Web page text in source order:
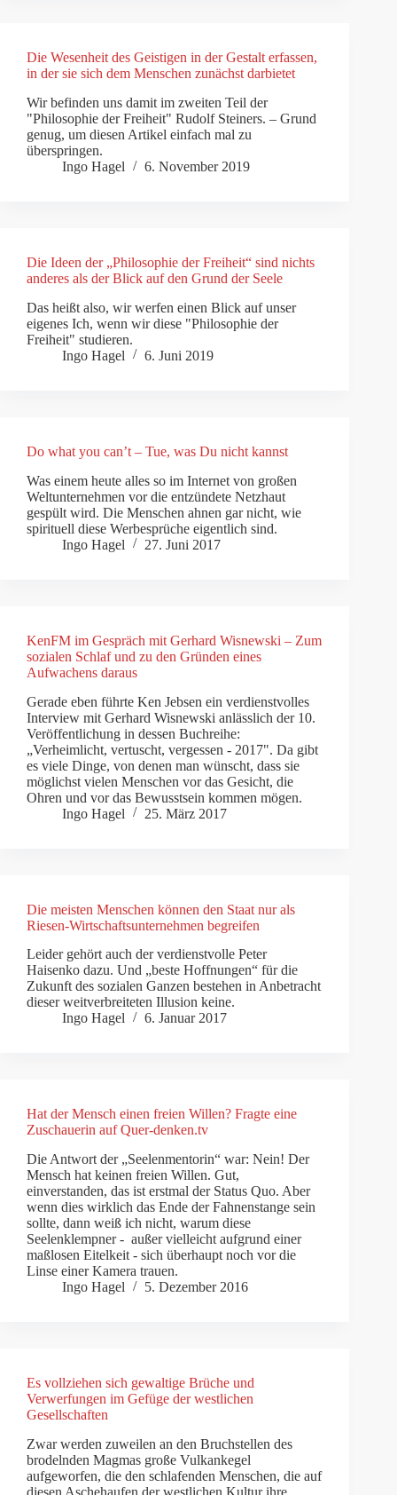
Die Wesenheit des Geistigen in der Gestalt erfassen,
in der sie sich dem Menschen zunächst darbietet
Wir befinden uns damit im zweiten Teil der
"Philosophie der Freiheit" Rudolf Steiners. – Grund
genug, um diesen Artikel einfach mal zu
überspringen.
Ingo Hagel
6. November 2019
Die Ideen der „Philosophie der Freiheit“ sind nichts
anderes als der Blick auf den Grund der Seele
Das heißt also, wir werfen einen Blick auf unser
eigenes Ich, wenn wir diese "Philosophie der
Freiheit" studieren.
Ingo Hagel
6. Juni 2019
Do what you can’t – Tue, was Du nicht kannst
Was einem heute alles so im Internet von großen
Weltunternehmen vor die entzündete Netzhaut
gespült wird. Die Menschen ahnen gar nicht, wie
spirituell diese Werbesprüche eigentlich sind.
Ingo Hagel
27. Juni 2017
KenFM im Gespräch mit Gerhard Wisnewski – Zum
sozialen Schlaf und zu den Gründen eines
Aufwachens daraus
Gerade eben führte Ken Jebsen ein verdienstvolles
Interview mit Gerhard Wisnewski anlässlich der 10.
Veröffentlichung in dessen Buchreihe:
„Verheimlicht, vertuscht, vergessen - 2017". Da gibt
es viele Dinge, von denen man wünscht, dass sie
möglichst vielen Menschen vor das Gesicht, die
Ohren und vor das Bewusstsein kommen mögen.
Ingo Hagel
25. März 2017
Die meisten Menschen können den Staat nur als
Riesen-Wirtschaftsunternehmen begreifen
Leider gehört auch der verdienstvolle Peter
Haisenko dazu. Und „beste Hoffnungen“ für die
Zukunft des sozialen Ganzen bestehen in Anbetracht
dieser weitverbreiteten Illusion keine.
Ingo Hagel
6. Januar 2017
Hat der Mensch einen freien Willen? Fragte eine
Zuschauerin auf Quer-denken.tv
Die Antwort der „Seelenmentorin“ war: Nein! Der
Mensch hat keinen freien Willen. Gut,
einverstanden, das ist erstmal der Status Quo. Aber
wenn dies wirklich das Ende der Fahnenstange sein
sollte, dann weiß ich nicht, warum diese
Seelenklempner - außer vielleicht aufgrund einer
maßlosen Eitelkeit - sich überhaupt noch vor die
Linse einer Kamera trauen.
Ingo Hagel
5. Dezember 2016
Es vollziehen sich gewaltige Brüche und
Verwerfungen im Gefüge der westlichen
Gesellschaften
Zwar werden zuweilen an den Bruchstellen des
brodelnden Magmas große Vulkankegel
aufgeworfen, die den schlafenden Menschen, die auf
diesen Aschehaufen der westlichen Kultur ihre